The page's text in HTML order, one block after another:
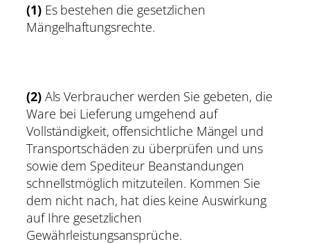
(1) Es bestehen die gesetzlichen
Mängelhaftungsrechte.
(2)Als Verbraucher werden Sie gebeten, die
Ware bei Lieferung umgehend auf
Vollständigkeit, offensichtliche Mängel und
Transportschäden zu überprüfen und uns
sowie dem Spediteur Beanstandungen
schnellstmöglich mitzuteilen. Kommen Sie
dem nicht nach, hat dies keine Auswirkung
auf Ihre gesetzlichen
Gewährleistungsansprüche.